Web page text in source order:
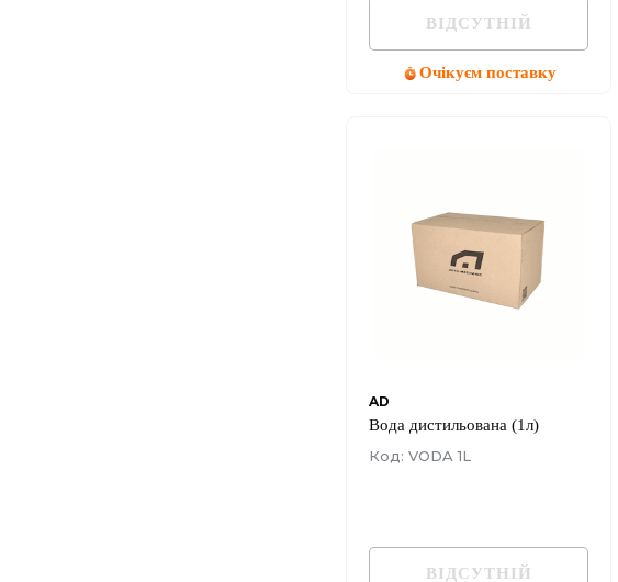
ВІДСУТНІЙ
Очікуєм поставку
AD
Вода дистильована (1л)
Код: VODA 1L
ВІДСУТНІЙ